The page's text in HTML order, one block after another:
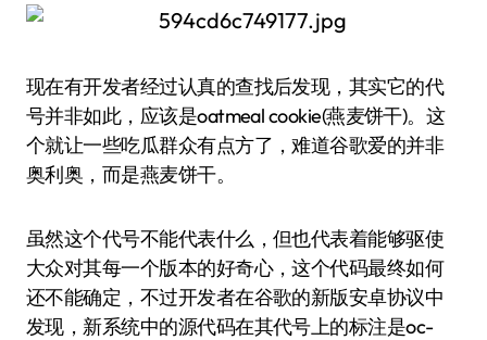
现在有开发者经过认真的查找后发现，其实它的代
号并非如此，应该是oatmeal cookie(燕麦饼干)。这
个就让一些吃瓜群众有点方了，难道谷歌爱的并非
奥利奥，而是燕麦饼干。
虽然这个代号不能代表什么，但也代表着能够驱使
大众对其每一个版本的好奇心，这个代码最终如何
还不能确定，不过开发者在谷歌的新版安卓协议中
发现，新系统中的源代码在其代号上的标注是oc-